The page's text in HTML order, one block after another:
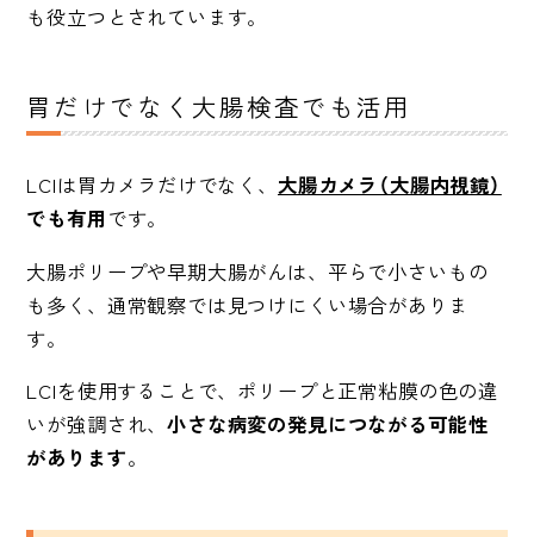
も役立つとされています。
胃だけでなく大腸検査でも活用
LCIは胃カメラだけでなく、 大腸カメラ（大腸内視鏡）
でも有用 です。
大腸ポリープや早期大腸がんは、平らで小さいもの
も多く、通常観察では見つけにくい場合がありま
す。
LCIを使用することで、ポリープと正常粘膜の色の違
いが強調され、小さな病変の発見につながる可能性
があります。